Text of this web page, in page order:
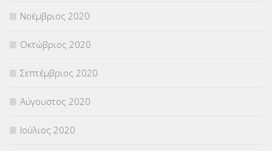
Νοέμβριος 2020
Οκτώβριος 2020
Σεπτέμβριος 2020
Αύγουστος 2020
Ιούλιος 2020